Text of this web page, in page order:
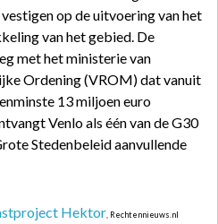
op de uitvoering van het
van het gebied. De
met het ministerie van
Ordening (VROM) dat vanuit
13 miljoen euro
Venlo als één van de G30
Stedenbeleid aanvullende
Hektor , Rechtennieuws.nl